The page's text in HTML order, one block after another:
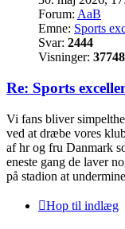
Forum: AaB
Emne: Sports
Svar: 2444
Visninger:
Re: Sports
Vi fans bliver
ved at dræbe vores
af hr og fru Danmark
eneste gang de laver
på stadion at
Hop til indlæg